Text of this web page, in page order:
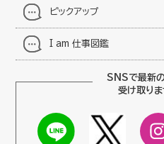
ピックアップ
I am 仕事図鑑
SNSで最新
受け取り